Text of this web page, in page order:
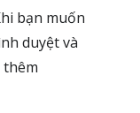
bạn muốn
duyệt và
thêm